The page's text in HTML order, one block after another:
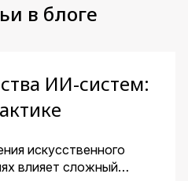
в блоге
ИИ-систем:
искусственного
влияет сложный